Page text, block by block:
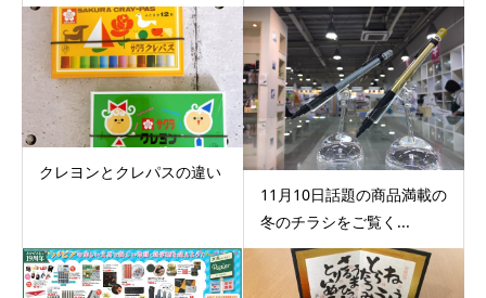
クレヨンとクレパスの違い
11月10日話題の商品満載の
冬のチラシをご覧く...